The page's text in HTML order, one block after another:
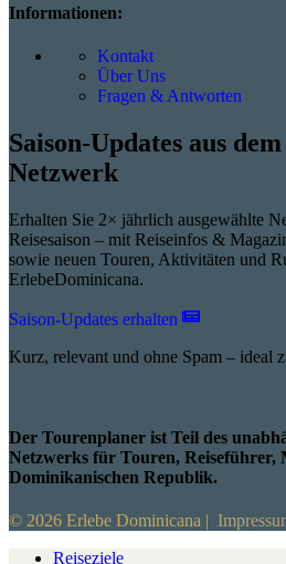
Informationen:
Kontakt
Über Uns
Fragen & Antworten
Saison-Updates aus
Netzwerk
Erhalten Sie 2× jährlich ausgewählte
Reisesaison – mit Reiseinfos &
sowie neuen Touren, Aktivitäten und
ErlebeDominicana.
Saison-Updates erhalten
Kurz, relevant und ohne Spam – ideal
Der Tourenplaner ist Teil des
Netzwerks für Touren, Reiseführer,
Dominikanischen Republik.
© 2026 Erlebe Dominicana |
Reiseziele